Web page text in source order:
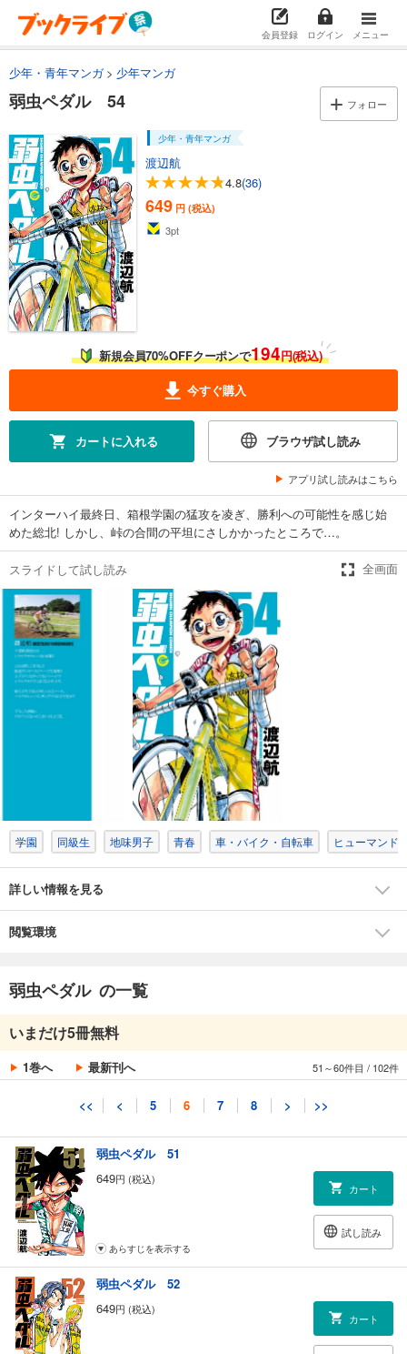
会員登録 ログイン メニュー
少年・青年マンガ 少年マンガ
弱虫ペダル 54 フォロー
少年・青年マンガ
渡辺航
4.8(36)
649 円 (税込)
3pt
新規会員70%OFFクーポンで194円(税込)
今すぐ購入
カートに入れる ブラウザ試し読み
アプリ試し読みはこちら
インターハイ最終日、箱根学園の猛攻を凌ぎ、勝利への可能性を感じ始
めた総北! しかし、峠の合間の平坦にさしかかったところで…。
スライドして試し読み 全画面
学園 同級生 地味男子 青春 車・バイク・自転車 ヒューマンド
詳しい情報を見る
閲覧環境
弱虫ペダル の一覧
いまだけ5冊無料
1巻へ 最新刊へ 51～60件目 / 102件
<< < 5 6 7 8 > >>
円 (税込)
カート
あらすじを表示する
弱虫ペダル 43
649 円 (税込)
あらすじを表示する
弱虫ペダル 44
649円 (税込)
弱虫ペダル 45
カート
試し読み
649円 (税込)
試し読み
あらすじを表示する
弱虫ペダル 47
円 (税込)
あらすじを表示する
弱虫ペダル 48
円 (税込)
試し読み
弱虫ペダル 49
カート
あらすじを表示する
弱虫ペダル 50
649円 (税込)
弱虫ペダル 51
649円 (税込)
カート
試し読み
あらすじを表示する
弱虫ペダル 52
649円 (税込)
カート